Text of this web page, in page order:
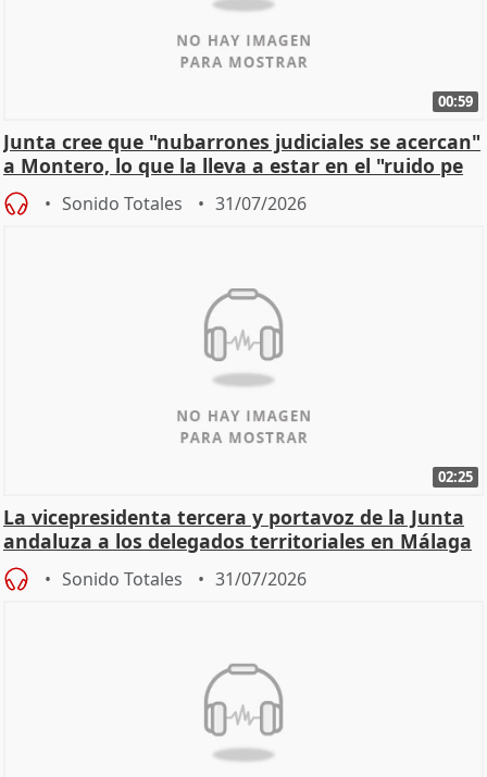
00:59
Junta cree que "nubarrones judiciales se acercan"
a Montero, lo que la lleva a estar en el "ruido pe
Sonido Totales 31/07/2026
02:25
La vicepresidenta tercera y portavoz de la Junta
andaluza a los delegados territoriales en Málaga
Sonido Totales 31/07/2026